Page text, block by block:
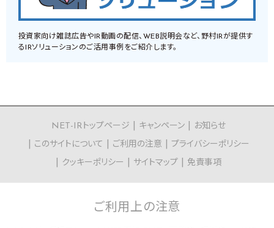
投資家向け雑誌広告やIR動画の配信、WEB説明会など、野村IRが提供す
るIRソリューションのご活用事例をご紹介します。
NET-IRトップページ キャンペーン
お知らせ
このサイトについて
ご利用の注意
プライバシーポリシー
クッキーポリシー
サイトマップ 免責事項
ご利用上の注意